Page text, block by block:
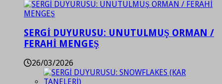
SERGİ DUYURUSU: UNUTULMUŞ ORMAN /
FERAHİ MENGEŞ
26/03/2026